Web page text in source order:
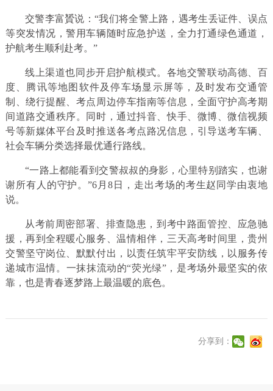
交警李富贇说：“我们将全警上路，遇考生丢证件、误点
等突发情况，警用车辆随时应急护送，全力打通绿色通道，
护航考生顺利赴考。”
线上渠道也同步开启护航模式。各地交警联动高德、百
度、腾讯等地图软件及停车场显示屏等，及时发布交通管
制、绕行提醒、考点周边停车指南等信息，全面守护高考期
间道路交通秩序。同时，通过抖音、快手、微博、微信视频
号等新媒体平台及时推送各考点路况信息，引导送考车辆、
社会车辆分类选择最优通行路线。
“一路上都能看到交警叔叔的身影，心里特别踏实，也谢
谢所有人的守护。”6月8日，走出考场的考生赵同学由衷地
说。
从考前周密部署、排查隐患，到考中路面管控、应急驰
援，再到全程暖心服务、温情相伴，三天高考时间里，贵州
交警坚守岗位、默默付出，以责任筑牢平安防线，以服务传
递城市温情。一抹抹流动的“荧光绿”，是考场外最坚实的依
靠，也是青春逐梦路上最温暖的底色。
分享到：